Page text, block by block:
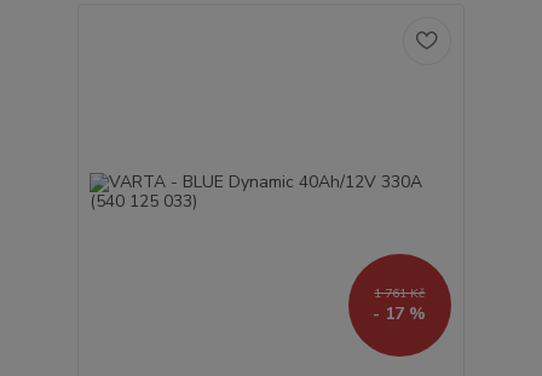
1 761 Kč
- 17 %